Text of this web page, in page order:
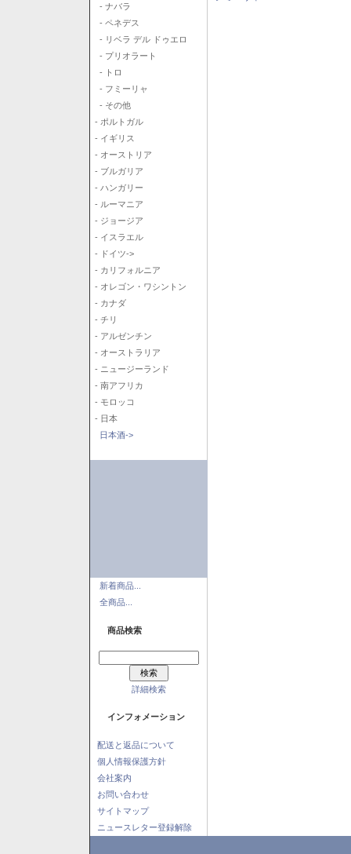
- ナバラ
- ペネデス
- リベラ デル ドゥエロ
- プリオラート
- トロ
- フミーリャ
- その他
- ポルトガル
- イギリス
- オーストリア
- ブルガリア
- ハンガリー
- ルーマニア
- ジョージア
- イスラエル
- ドイツ->
- カリフォルニア
- オレゴン・ワシントン
- カナダ
- チリ
- アルゼンチン
- オーストラリア
- ニュージーランド
- 南アフリカ
- モロッコ
- 日本
日本酒->
新着商品...
全商品...
商品検索
詳細検索
インフォメーション
配送と返品について
個人情報保護方針
会社案内
お問い合わせ
サイトマップ
ニュースレター登録解除